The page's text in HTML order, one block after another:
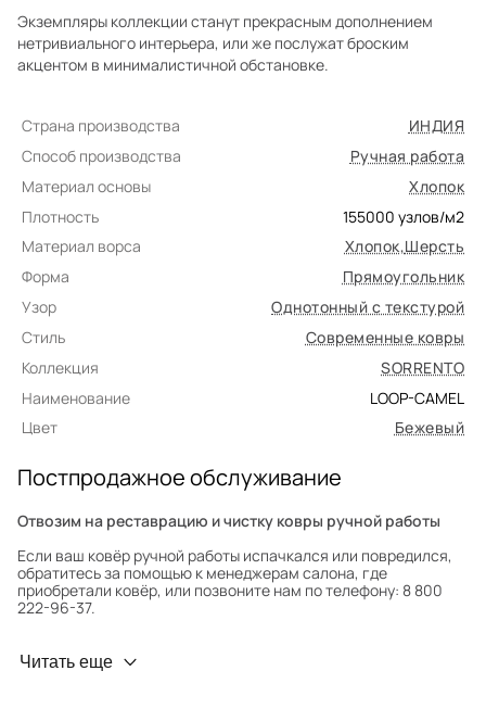
Экземпляры коллекции станут прекрасным дополнением
нетривиального интерьера, или же послужат броским
акцентом в минималистичной обстановке.
Страна производства
ИНДИЯ
Способ производства
Ручная работа
Материал основы
Хлопок
Плотность
155000 узлов/м2
Материал ворса
Хлопок,Шерсть
Форма
Прямоугольник
Узор
Однотонный с текстурой
Стиль
Современные ковры
Коллекция
SORRENTO
Наименование
LOOP-CAMEL
Цвет
Бежевый
Постпродажное обслуживание
Отвозим на реставрацию и чистку ковры ручной работы
Если ваш ковёр ручной работы испачкался или повредился,
обратитесь за помощью к менеджерам салона, где
приобретали ковёр, или позвоните нам по телефону: 8 800
222-96-37.
Профилактика износа
Читать еще